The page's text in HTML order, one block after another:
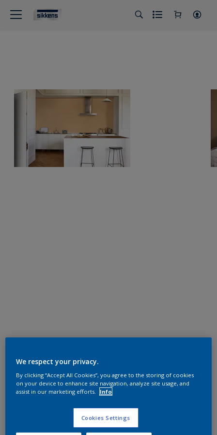
We respect your privacy.
By clicking “Accept All Cookies”, you agree to the storing of cookies
on your device to enhance site navigation, analyze site usage, and
assist in our marketing efforts.
Info
Cookies Settings